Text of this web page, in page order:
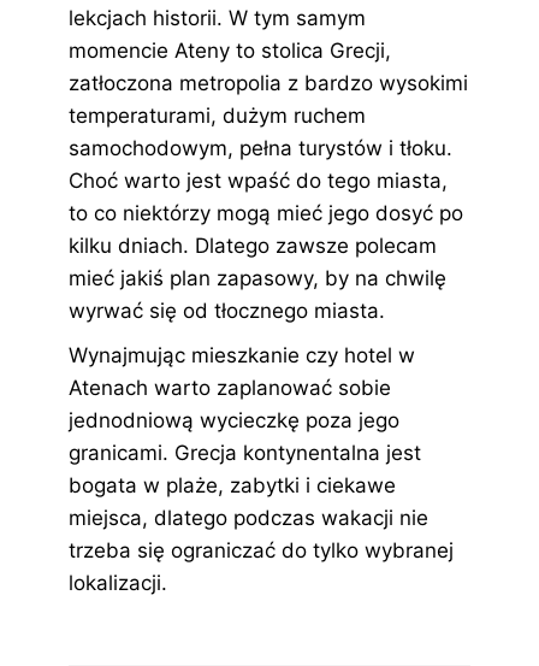
lekcjach historii. W tym samym
momencie Ateny to stolica Grecji,
zatłoczona metropolia z bardzo wysokimi
temperaturami, dużym ruchem
samochodowym, pełna turystów i tłoku.
Choć warto jest wpaść do tego miasta,
to co niektórzy mogą mieć jego dosyć po
kilku dniach. Dlatego zawsze polecam
mieć jakiś plan zapasowy, by na chwilę
wyrwać się od tłocznego miasta.
Wynajmując mieszkanie czy hotel w
Atenach warto zaplanować sobie
jednodniową wycieczkę poza jego
granicami. Grecja kontynentalna jest
bogata w plaże, zabytki i ciekawe
miejsca, dlatego podczas wakacji nie
trzeba się ograniczać do tylko wybranej
lokalizacji.